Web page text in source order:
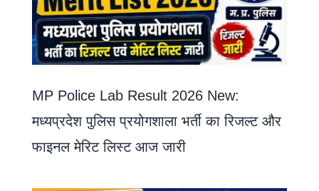
MP Police Lab Result 2026 New:
मध्यप्रदेश पुलिस प्रयोगशाला भर्ती का रिजल्ट और
फाइनल मेरिट लिस्ट आज जारी